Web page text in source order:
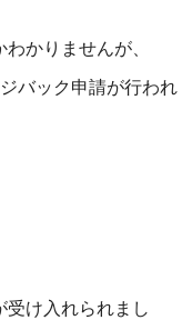
かりませんが、
バック申請が行われ
受け入れられまし